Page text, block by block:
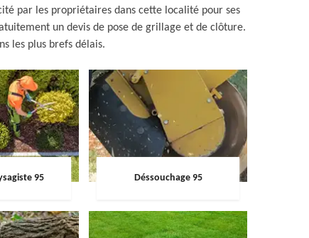
par les propriétaires dans cette localité pour ses
un devis de pose de grillage et de clôture.
les plus brefs délais.
95 Déssouchage 95